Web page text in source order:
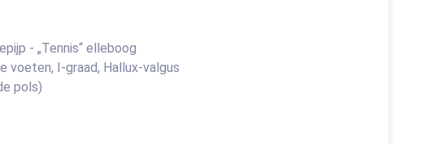
- „Tennis“ elleboog
voeten, I-graad, Hallux-valgus
pols)